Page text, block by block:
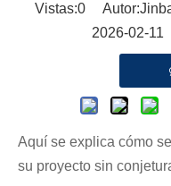
Vistas:0
2026-02-
Aquí se explica cómo
su proyecto sin